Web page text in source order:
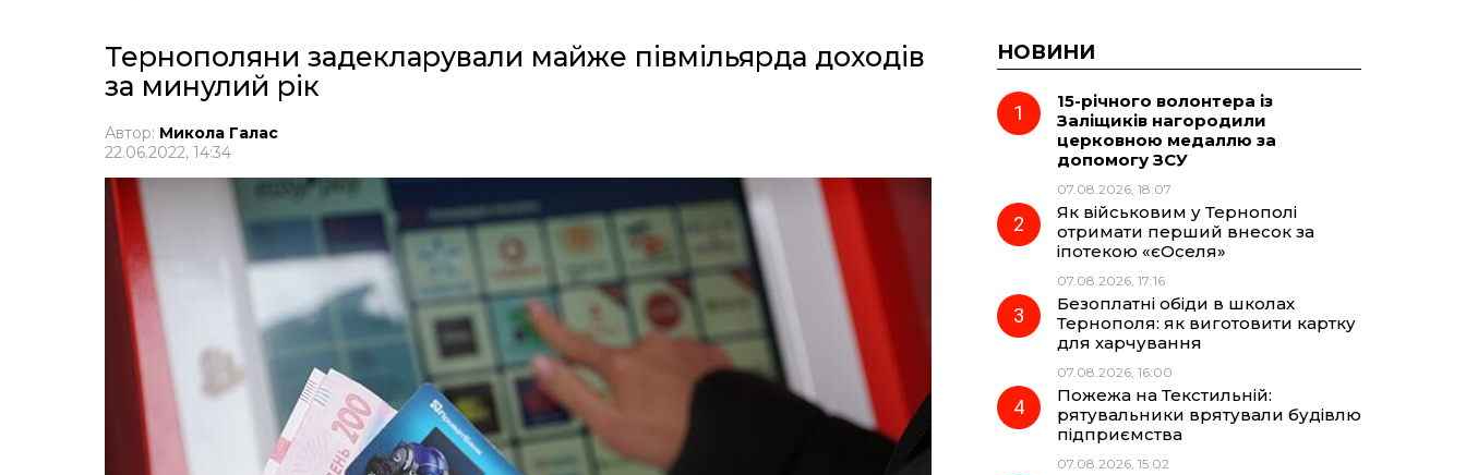
Тернополяни задекларували майже півмільярда доходів
за минулий рік
Автор: Микола Галас
22.06.2022, 14:34
НОВИНИ
15-річного волонтера із
Заліщиків нагородили
церковною медаллю за
допомогу ЗСУ
07.08.2026, 18:07
Як військовим у Тернополі
отримати перший внесок за
іпотекою «єОселя»
07.08.2026, 17:16
Безоплатні обіди в школах
Тернополя: як виготовити картку
для харчування
07.08.2026, 16:00
Пожежа на Текстильній:
рятувальники врятували будівлю
підприємства
07.08.2026, 15:02